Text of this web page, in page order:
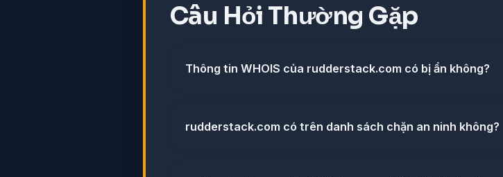
Câu Hỏi Thường Gặp
Thông tin WHOIS của rudderstack.com có bị ẩn không?
rudderstack.com có trên danh sách chặn an ninh không?